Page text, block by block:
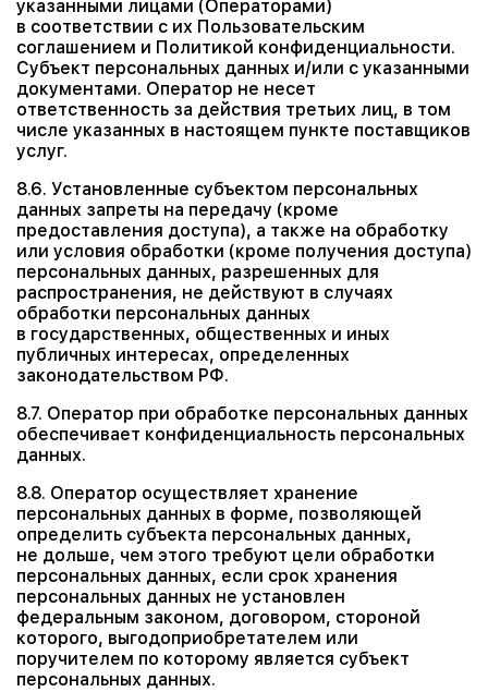
указанными лицами (Операторами)
в соответствии с их Пользовательским
соглашением и Политикой конфиденциальности.
Субъект персональных данных и/или с указанными
документами. Оператор не несет
ответственность за действия третьих лиц, в том
числе указанных в настоящем пункте поставщиков
услуг.
8.6. Установленные субъектом персональных
данных запреты на передачу (кроме
предоставления доступа), а также на обработку
или условия обработки (кроме получения доступа)
персональных данных, разрешенных для
распространения, не действуют в случаях
обработки персональных данных
в государственных, общественных и иных
публичных интересах, определенных
законодательством РФ.
8.7. Оператор при обработке персональных данных
обеспечивает конфиденциальность персональных
данных.
8.8. Оператор осуществляет хранение
персональных данных в форме, позволяющей
определить субъекта персональных данных,
не дольше, чем этого требуют цели обработки
персональных данных, если срок хранения
персональных данных не установлен
федеральным законом, договором, стороной
которого, выгодоприобретателем или
поручителем по которому является субъект
персональных данных.